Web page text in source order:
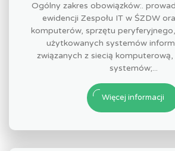
Ogólny zakres obowiązków:.
ewidencji Zespołu IT w ŚZDW
komputerów, sprzętu
użytkowanych systemów
związanych z siecią
systemów;...
Więcej informacji